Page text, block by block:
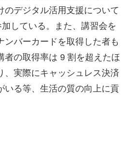
のデジタル活用支援について
している。また、講習会を
ンバーカードを取得した者も
者の取得率は 9 割を超えたほ
、実際にキャッシュレス決済
いる等、生活の質の向上に貢